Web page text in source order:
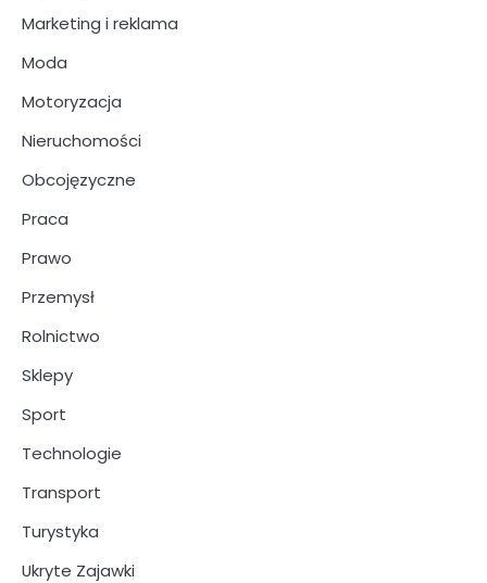
Marketing i reklama
Moda
Motoryzacja
Nieruchomości
Obcojęzyczne
Praca
Prawo
Przemysł
Rolnictwo
Sklepy
Sport
Technologie
Transport
Turystyka
Ukryte Zajawki